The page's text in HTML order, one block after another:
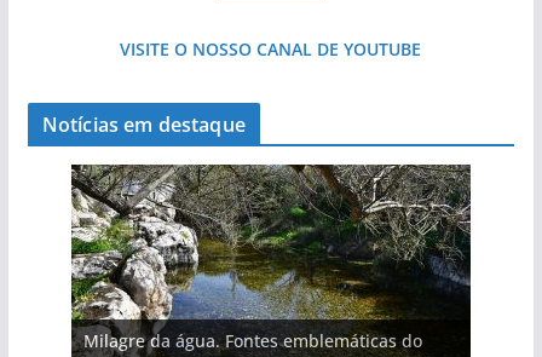
VISITE O NOSSO CANAL DE YOUTUBE
Notícias em destaque
Milagre da água. Fontes emblemáticas do